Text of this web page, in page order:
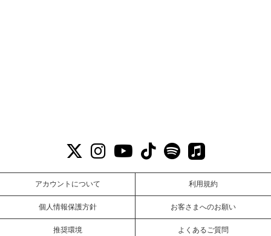
アカウントについて 利用規約
個人情報保護方針 お客さまへのお願い
推奨環境 よくあるご質問